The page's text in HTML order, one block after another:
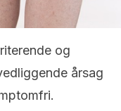
og
årsag